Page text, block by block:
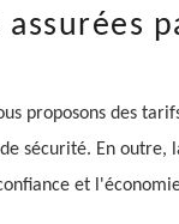
proposons des
sécurité. En outre,
et